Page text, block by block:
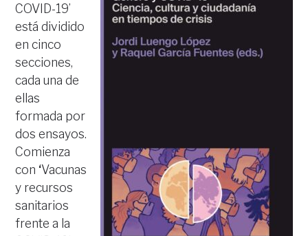
COVID-19’
está dividido
en cinco
secciones,
cada una de
ellas
formada por
dos ensayos.
Comienza
con ‘Vacunas
y recursos
sanitarios
frente a la